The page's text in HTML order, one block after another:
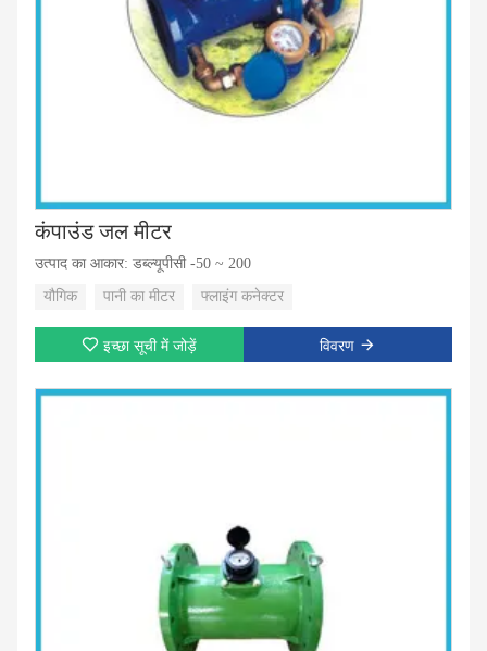
कंपाउंड जल मीटर
उत्पाद का आकार: डब्ल्यूपीसी -50 ~ 200
यौगिक
पानी का मीटर फ्लाइंग कनेक्टर
इच्छा सूची में जोड़ें विवरण